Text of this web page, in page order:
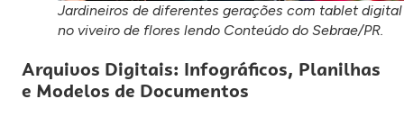
Jardineiros de diferentes gerações com tablet digital
no viveiro de flores lendo Conteúdo do Sebrae/PR.
Arquivos Digitais: Infográficos, Planilhas
e Modelos de Documentos